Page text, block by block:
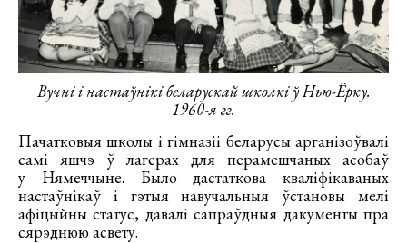
Вучні і настаўнікі беларускай школкі ў Нью-Ёрку.
1960-я гг.
Пачатковыя школы і гімназіі беларусы арганізоўвалі
самі яшчэ ў лагерах для перамешчаных асобаў
у Нямеччыне. Было дастаткова кваліфікаваных
настаўнікаў і гэтыя навучальныя ўстановы мелі
афіцыйны статус, давалі сапраўдныя дакументы пра
сярэднюю асвету.